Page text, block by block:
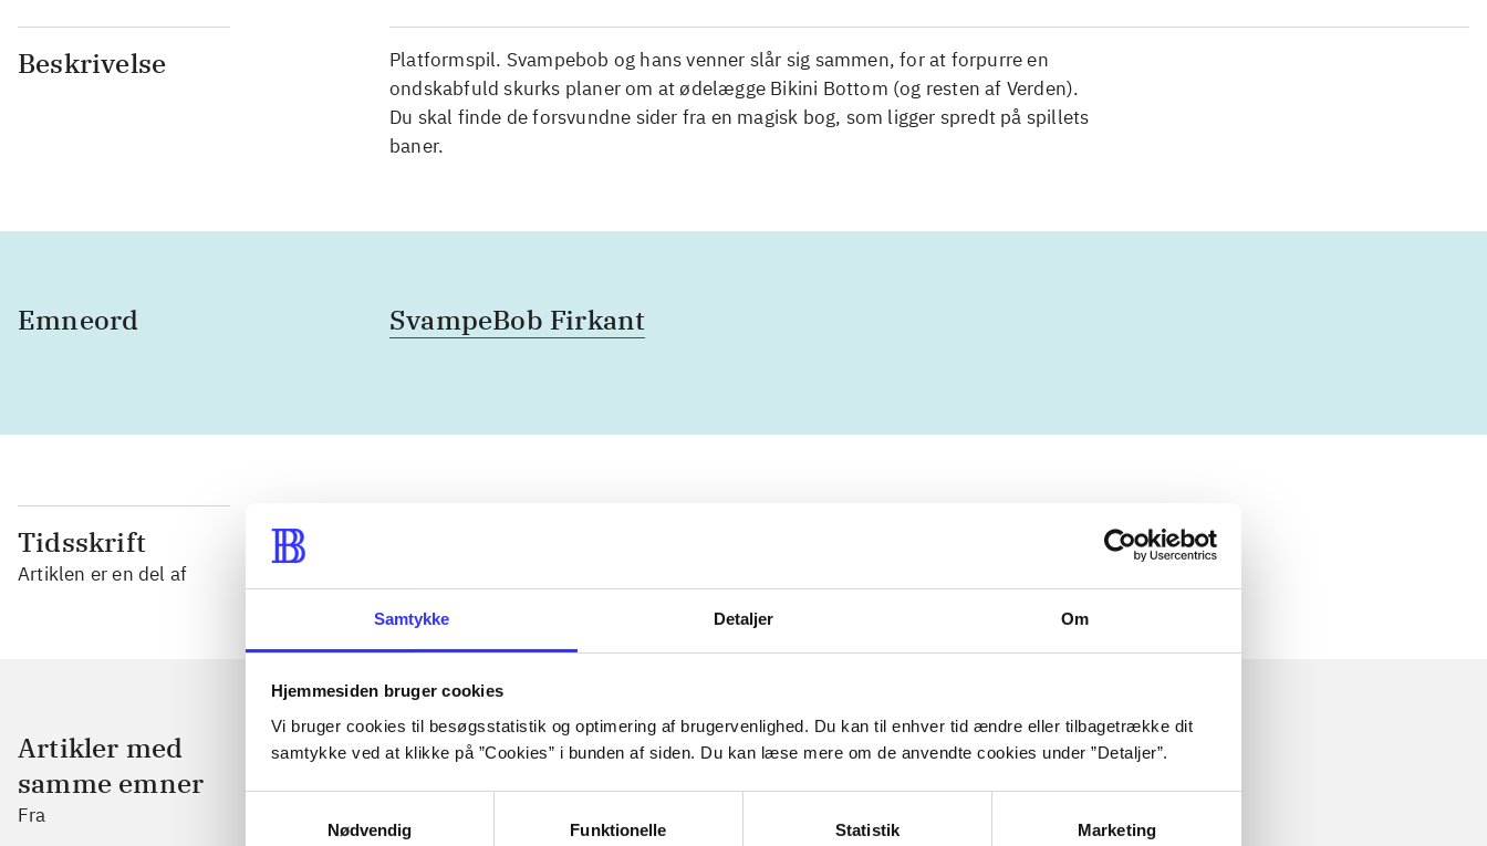
Samtykke Detaljer Om
Hjemmesiden bruger cookies
Vi bruger cookies til besøgsstatistik og optimering af brugervenlighed. Du kan til enhver tid ændre eller tilbagetrække dit
samtykke ved at klikke på ”Cookies” i bunden af siden. Du kan læse mere om de anvendte cookies under ”Detaljer”.
Nødvendig
Funktionelle Statistik Marketing
Beskrivelse
Platformspil. Svampebob og hans venner slår sig sammen, for at forpurre en
ondskabfuld skurks planer om at ødelægge Bikini Bottom (og resten af Verden).
Du skal finde de forsvundne sider fra en magisk bog, som ligger spredt på spillets
baner.
Emneord SvampeBob Firkant
Tidsskrift
Artiklen er en del af
Artikler med
samme emner
Fra